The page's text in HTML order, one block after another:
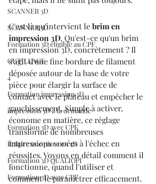
SCANNER 3D
SCANNER 3D
Formation 3D éligible au CPF
OUTILLAGE
4
Formation impression 3D
impression 3D à la demande
Formation 3D avec CPF
Refaire une piece en 3D
Formation 3D QUALIOPI
Formation 3D avec CPF
C'est là qu'intervient le brim en
impression 3D. Qu'est-ce qu'un brim
en impression 3D, concrètement ? Il
s'agit d'une fine bordure de filament
déposée autour de la base de votre
pièce pour élargir la surface de
contact avec le plateau et empêcher le
gauchissement. Simple à activer,
économe en matière, ce réglage
transforme de nombreuses
impressions vouées à l'échec en
réussites. Voyons en détail comment il
fonctionne, quand l'utiliser et
comment le paramétrer efficacement.